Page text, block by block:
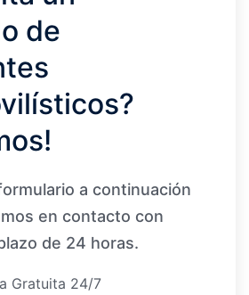
de
a continuación
en contacto con
de 24 horas.
Gratuita 24/7